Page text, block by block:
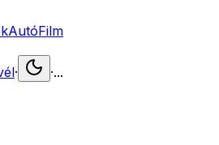
AutóFilm
· ·...